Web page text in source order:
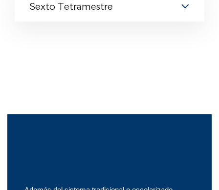
Sexto Tetramestre